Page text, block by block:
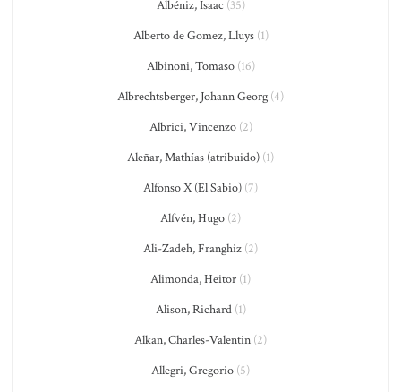
Albéniz, Isaac (35)
Alberto de Gomez, Lluys(1)
Albinoni, Tomaso(16)
Albrechtsberger, Johann Georg (4)
Albrici, Vincenzo(2)
Aleñar, Mathías (atribuido) (1)
Alfonso X (El Sabio) (7)
Alfvén, Hugo (2)
Ali-Zadeh, Franghiz (2)
Alimonda, Heitor (1)
Alison, Richard(1)
Alkan, Charles-Valentin (2)
Allegri, Gregorio (5)